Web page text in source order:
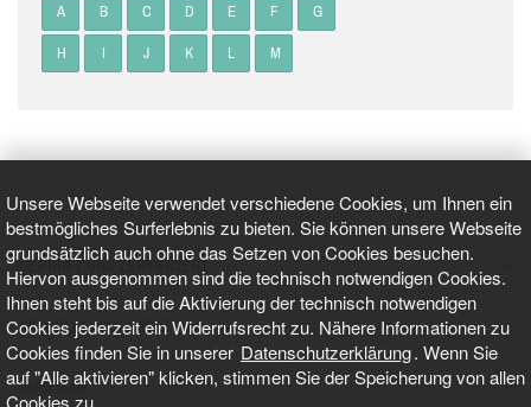
Unsere Webseite verwendet verschiedene Cookies, um Ihnen ein
bestmögliches Surferlebnis zu bieten. Sie können unsere Webseite
grundsätzlich auch ohne das Setzen von Cookies besuchen.
Hiervon ausgenommen sind die technisch notwendigen Cookies.
Ihnen steht bis auf die Aktivierung der technisch notwendigen
Cookies jederzeit ein Widerrufsrecht zu. Nähere Informationen zu
Cookies finden Sie in unserer Datenschutzerklärung. Wenn Sie
auf "Alle aktivieren" klicken, stimmen Sie der Speicherung von allen
Cookies zu.
A B C D E F G
H I J K L M
GEPRÜFT UND ZERTIFIZIERT
AKTUELLE NACHRICHTEN
TARIFO.DE